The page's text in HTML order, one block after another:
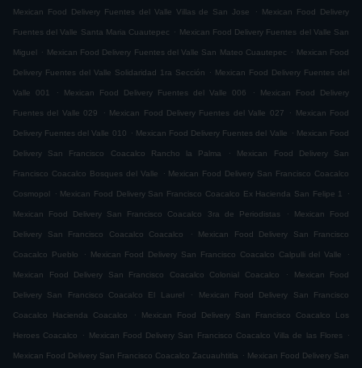
Mexican Food Delivery Fuentes del Valle Villas de San Jose . Mexican Food Delivery
Fuentes del Valle Santa Maria Cuautepec . Mexican Food Delivery Fuentes del Valle San
Miguel . Mexican Food Delivery Fuentes del Valle San Mateo Cuautepec . Mexican Food
Delivery Fuentes del Valle Solidaridad 1ra Sección . Mexican Food Delivery Fuentes del
Valle 001 . Mexican Food Delivery Fuentes del Valle 006 . Mexican Food Delivery
Fuentes del Valle 029 . Mexican Food Delivery Fuentes del Valle 027 . Mexican Food
Delivery Fuentes del Valle 010 . Mexican Food Delivery Fuentes del Valle . Mexican Food
Delivery San Francisco Coacalco Rancho la Palma . Mexican Food Delivery San
Francisco Coacalco Bosques del Valle . Mexican Food Delivery San Francisco Coacalco
Cosmopol . Mexican Food Delivery San Francisco Coacalco Ex Hacienda San Felipe 1 .
Mexican Food Delivery San Francisco Coacalco 3ra de Periodistas . Mexican Food
Delivery San Francisco Coacalco Coacalco . Mexican Food Delivery San Francisco
Coacalco Pueblo . Mexican Food Delivery San Francisco Coacalco Calpulli del Valle .
Mexican Food Delivery San Francisco Coacalco Colonial Coacalco . Mexican Food
Delivery San Francisco Coacalco El Laurel . Mexican Food Delivery San Francisco
Coacalco Hacienda Coacalco . Mexican Food Delivery San Francisco Coacalco Los
Heroes Coacalco . Mexican Food Delivery San Francisco Coacalco Villa de las Flores .
Mexican Food Delivery San Francisco Coacalco Zacuauhtitla . Mexican Food Delivery San